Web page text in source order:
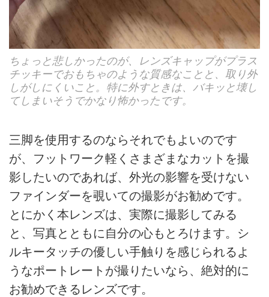
ちょっと悲しかったのが、レンズキャップがプラス
チッキーでおもちゃのような質感なことと、取り外
しがしにくいこと。特に外すときは、バキッと壊し
てしまいそうでかなり怖かったです。
三脚を使用するのならそれでもよいのです
が、フットワーク軽くさまざまなカットを撮
影したいのであれば、外光の影響を受けない
ファインダーを覗いての撮影がお勧めです。
とにかく本レンズは、実際に撮影してみる
と、写真とともに自分の心もとろけます。シ
ルキータッチの優しい手触りを感じられるよ
うなポートレートが撮りたいなら、絶対的に
お勧めできるレンズです。